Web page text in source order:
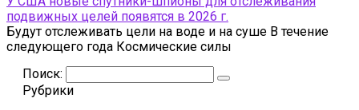
подвижных целей появятся в 2026 г.
Будут отслеживать цели на воде и на суше В течение
следующего года Космические силы
Поиск:
Рубрики